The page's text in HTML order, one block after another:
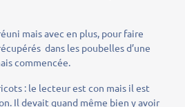
mais avec en plus, pour faire
dans les poubelles d’une
commencée.
: le lecteur est con mais il est
Il devait quand même bien y avoir